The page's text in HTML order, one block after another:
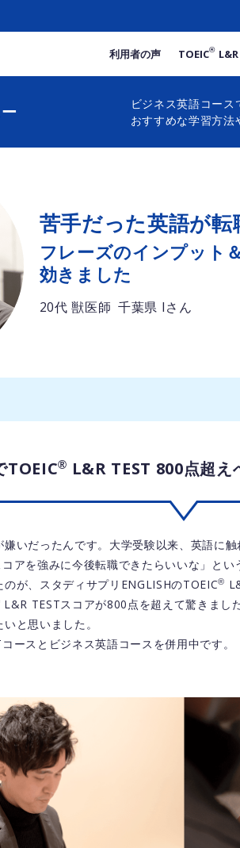
利用者の声 TOEIC®
ビジネス英語コース
おすすめな学習方法
20代 獣医師 千葉県 Iさん
苦手だった英語が転
フレーズのインプット
効きました
TOEIC® L&R TEST 800点超え
いだったんです。大学受験以来、英語に
アを強みに今後転職できたらいいな」とい
が、スタディサプリENGLISHのTOEIC®
L&R TESTスコアが800点を超えて驚きまし
と思いました。
ースとビジネス英語コースを併用中です。